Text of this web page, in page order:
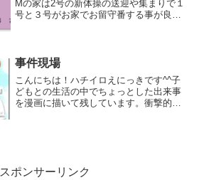
Mの家は2号の新体操の送迎や集まりで１
号と３号がお家でお留守番する事が良く
が、問題はその処理方法...
事件現場
こんにちは！ハチイロえにっきです^^子
どもとの生活の中でちょっとした出来事
を漫画に描いて残しています。衝撃的な
スポンサーリンク